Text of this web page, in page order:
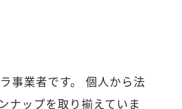
事業者です。 個人から法
ナップを取り揃えていま